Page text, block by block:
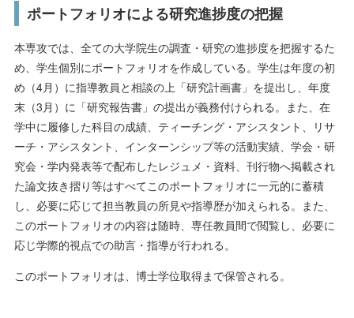
ポートフォリオによる研究進捗度の把握
本専攻では、全ての大学院生の調査・研究の進捗度を把握するた
め、学生個別にポートフォリオを作成している。学生は年度の初
め（4月）に指導教員と相談の上「研究計画書」を提出し、年度
末（3月）に「研究報告書」の提出が義務付けられる。また、在
学中に履修した科目の成績、ティーチング・アシスタント、リサ
ーチ・アシスタント、インターンシップ等の活動実績、学会・研
究会・学内発表等で配布したレジュメ・資料、刊行物へ掲載され
た論文抜き摺り等はすべてこのポートフォリオに一元的に蓄積
し、必要に応じて担当教員の所見や指導歴が加えられる。また、
このポートフォリオの内容は随時、専任教員間で閲覧し、必要に
応じ学際的視点での助言・指導が行われる。
このポートフォリオは、博士学位取得まで保管される。